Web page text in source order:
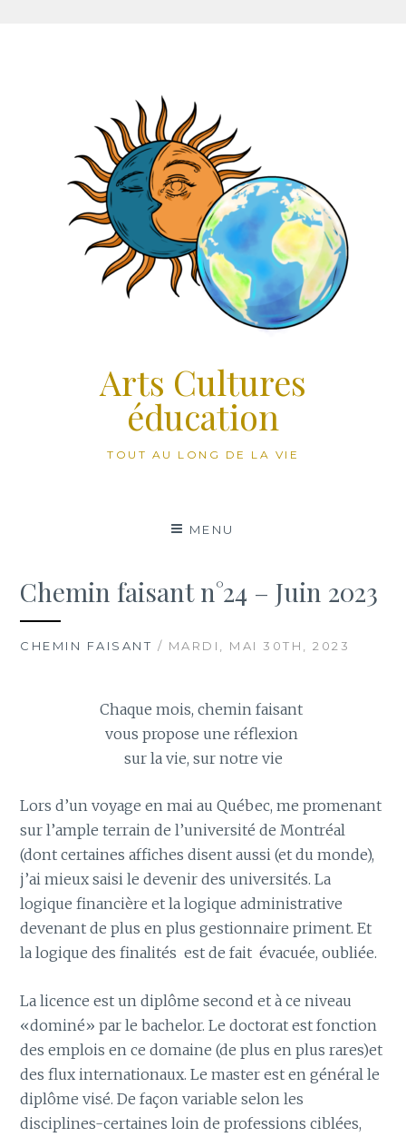
Arts Cultures
éducation
TOUT AU LONG DE LA VIE
MENU
Chemin faisant n°24 – Juin 2023
CHEMIN FAISANT / MARDI, MAI 30TH, 2023
Chaque mois, chemin faisant
vous propose une réflexion
sur la vie, sur notre vie
Lors d’un voyage en mai au Québec, me promenant
sur l’ample terrain de l’université de Montréal
(dont certaines affiches disent aussi (et du monde),
j’ai mieux saisi le devenir des universités. La
logique financière et la logique administrative
devenant de plus en plus gestionnaire priment. Et
la logique des finalités est de fait évacuée, oubliée.
La licence est un diplôme second et à ce niveau
«dominé» par le bachelor. Le doctorat est fonction
des emplois en ce domaine (de plus en plus rares)et
des flux internationaux. Le master est en général le
diplôme visé. De façon variable selon les
disciplines-certaines loin de professions ciblées,